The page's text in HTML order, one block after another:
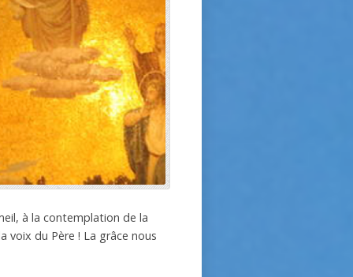
à la contemplation de la
voix du Père ! La grâce nous